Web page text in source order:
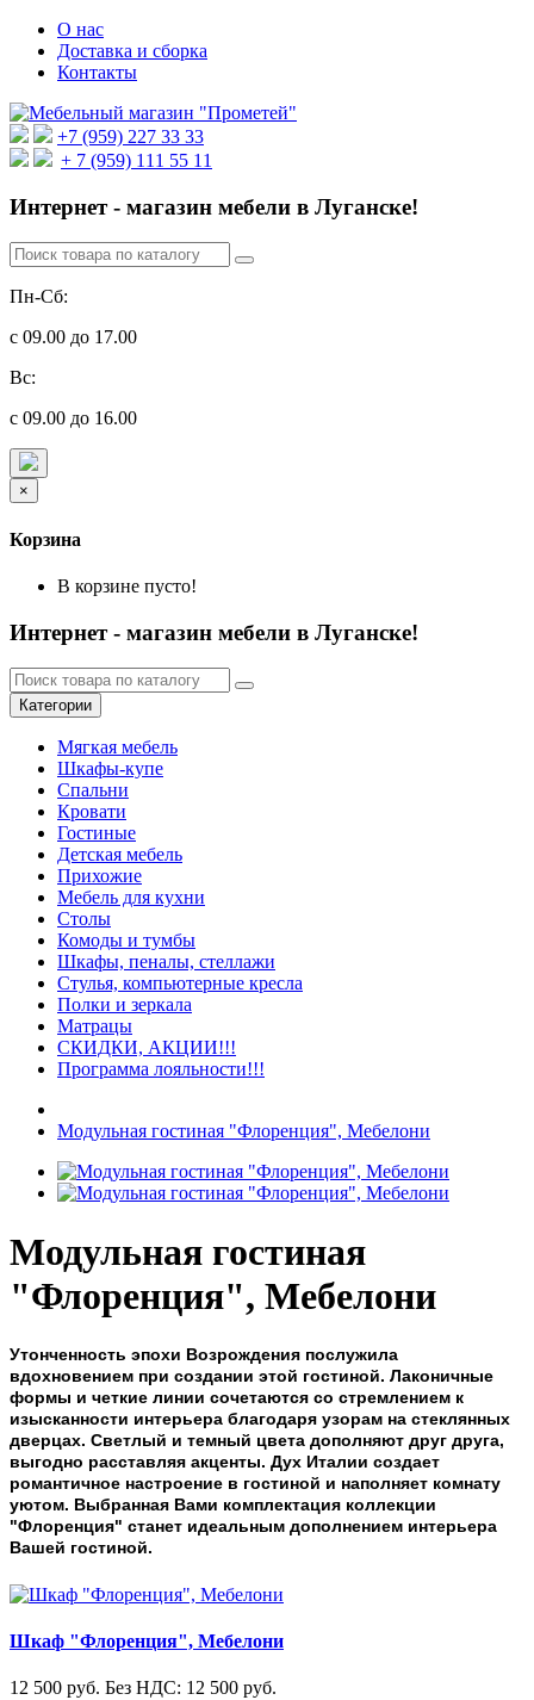
О нас
Доставка и сборка
Контакты
+7 (959) 227 33 33
+ 7 (959) 111 55 11
Интернет - магазин мебели в Луганске!
Пн-Сб:
с 09.00 до 17.00
Вс:
с 09.00 до 16.00
×
Корзина
В корзине пусто!
Интернет - магазин мебели в Луганске!
Категории
Мягкая мебель
Шкафы-купе
Спальни
Кровати
Гостиные
Детская мебель
Прихожие
Мебель для кухни
Столы
Комоды и тумбы
Шкафы, пеналы, стеллажи
Стулья, компьютерные кресла
Полки и зеркала
Матрацы
СКИДКИ, АКЦИИ!!!
Программа лояльности!!!
Модульная гостиная "Флоренция", Мебелони
Модульная гостиная
"Флоренция", Мебелони
Утонченность эпохи Возрождения послужила
вдохновением при создании этой гостиной. Лаконичные
формы и четкие линии сочетаются со стремлением к
изысканности интерьера благодаря узорам на стеклянных
дверцах. Светлый и темный цвета дополняют друг друга,
выгодно расставляя акценты. Дух Италии создает
романтичное настроение в гостиной и наполняет комнату
уютом. Выбранная Вами комплектация коллекции
"Флоренция" станет идеальным дополнением интерьера
Вашей гостиной.
Шкаф "Флоренция", Мебелони
12 500 руб. Без НДС: 12 500 руб.